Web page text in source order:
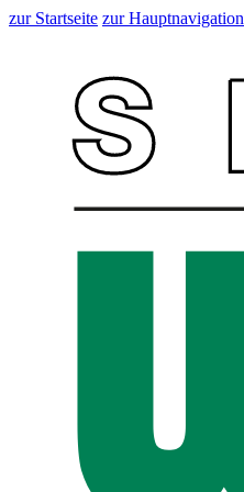
zur Startseite zur Hauptnavigation